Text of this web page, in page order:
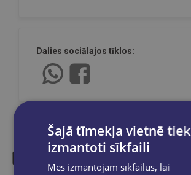
Dalies sociālajos tīklos:
Šajā tīmekļa vietnē tiek
izmantoti sīkfaili
Mēs izmantojam sīkfailus, lai